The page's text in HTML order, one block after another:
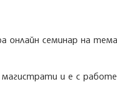
онлайн семинар на тема
и е с работен